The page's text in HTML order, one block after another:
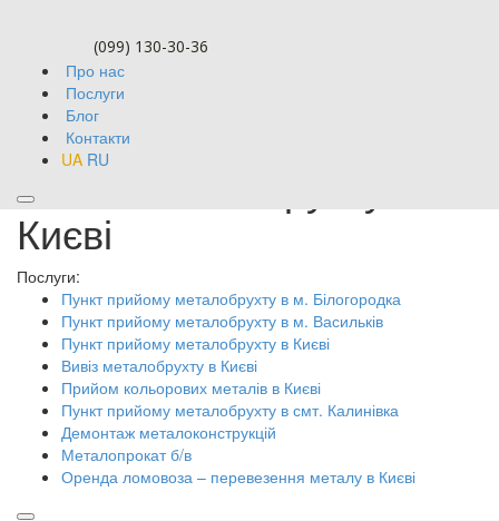
(099) 130-30-36
Про нас
Послуги
Блог
Контакти
UA RU
Вивіз металобрухту в
Києві
Послуги:
Пункт прийому металобрухту в м. Білогородка
Пункт прийому металобрухту в м. Васильків
Пункт прийому металобрухту в Києві
Вивіз металобрухту в Києві
Прийом кольорових металів в Києві
Пункт прийому металобрухту в смт. Калинівка
Демонтаж металоконструкцій
Металопрокат б/в
Оренда ломовоза – перевезення металу в Києві